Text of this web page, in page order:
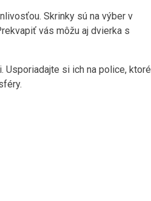
Skrinky sú na výber v
vás môžu aj dvierka s
si ich na police, ktoré